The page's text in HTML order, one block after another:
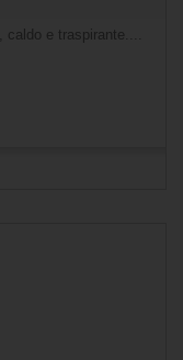
e traspirante....